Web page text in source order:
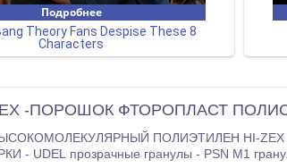
-ПОРОШОК ФТОРОПЛАСТ